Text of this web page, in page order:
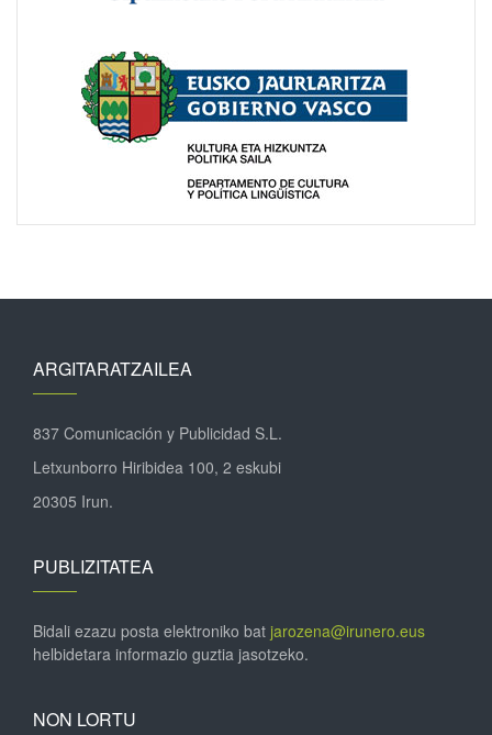
ARGITARATZAILEA
837 Comunicación y Publicidad S.L.
Letxunborro Hiribidea 100, 2 eskubi
20305 Irun.
PUBLIZITATEA
Bidali ezazu posta elektroniko bat jarozena@irunero.eus
helbidetara informazio guztia jasotzeko.
NON LORTU